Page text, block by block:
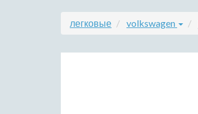
легковые volkswagen